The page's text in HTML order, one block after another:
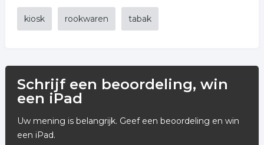
kiosk rookwaren tabak
Schrijf een beoordeling, win
een iPad
Uw mening is belangrijk. Geef een beoordeling en win
een iPad.